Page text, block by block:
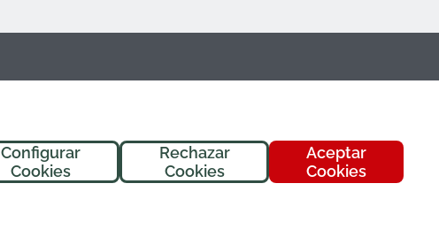
Aceptar
Cookies
Rechazar
Cookies
Configurar
Cookies
¡Hola! Soy
, tu asistente de
FREMAP. ¿En qué puedo ayudarte
hoy?